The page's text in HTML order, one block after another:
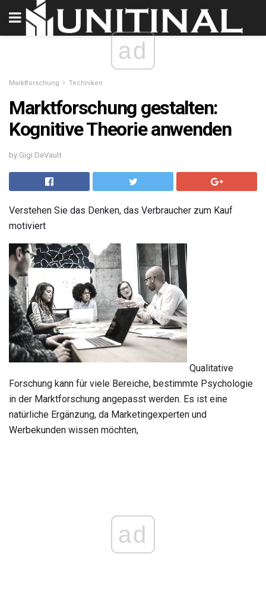
ad
Marktforschung Techniken
Marktforschung gestalten:
Kognitive Theorie anwenden
by Gigi DeVault
Verstehen Sie das Denken, das Verbraucher zum Kauf
motiviert
Qualitative
Forschung kann für viele Bereiche, bestimmte Psychologie
in der Marktforschung angepasst werden. Es ist eine
natürliche Ergänzung, da Marketingexperten und
Werbekunden wissen möchten,
ad